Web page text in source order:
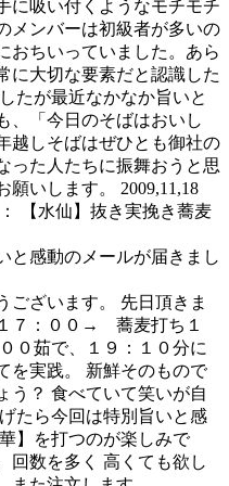
に吸い付くようなモチモチ
メンバーは初級者が多いの
おちいっていました。あら
に大切な要素だと認識した
たが最近なかなか旨いと
、「今日のそばはおいし
越しそばはぜひとも御社の
った人たちに振舞おうと思
願いします。 2009,11,18
水仙】抜き実挽き蕎麦
と感動のメールが届きまし
ございます。 先日頂きま
７：００→ 蕎麦打ち１
０茹で、１９：１０分に
を実践。 新鮮そのもので
う？ 食べていて笑いが自
たら今回は特別旨いと感
】を打つのが楽しみで
回数を多く 高くても欲し